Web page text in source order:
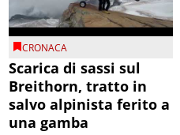
CRONACA
Scarica di sassi sul
Breithorn, tratto in
salvo alpinista ferito a
una gamba